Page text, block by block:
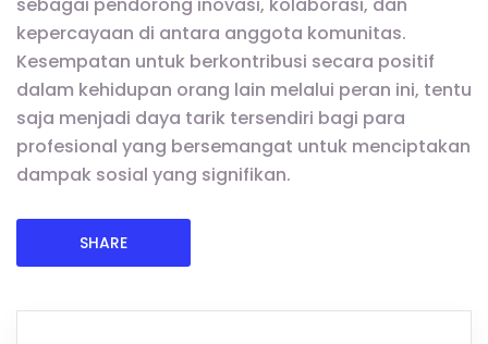
sebagai pendorong inovasi, kolaborasi, dan
kepercayaan di antara anggota komunitas.
Kesempatan untuk berkontribusi secara positif
dalam kehidupan orang lain melalui peran ini, tentu
saja menjadi daya tarik tersendiri bagi para
profesional yang bersemangat untuk menciptakan
dampak sosial yang signifikan.
SHARE